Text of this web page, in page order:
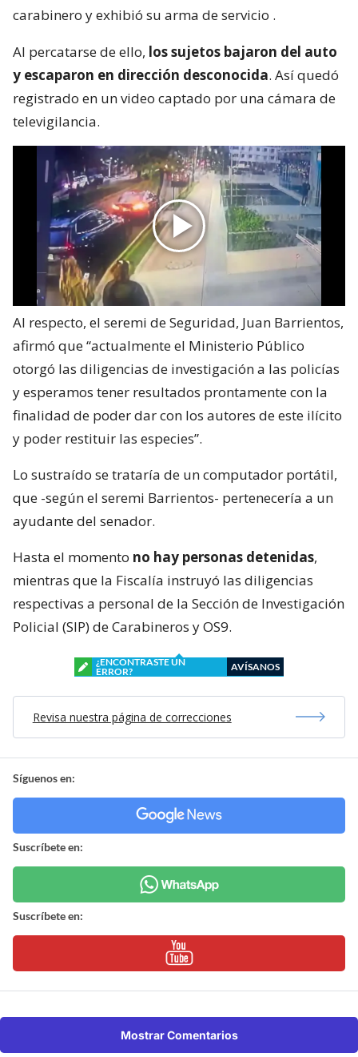
carabinero y exhibió su arma de servicio .
Al percatarse de ello, los sujetos bajaron del auto
y escaparon en dirección desconocida. Así quedó
registrado en un video captado por una cámara de
televigilancia.
Al respecto, el seremi de Seguridad, Juan Barrientos,
afirmó que “actualmente el Ministerio Público
otorgó las diligencias de investigación a las policías
y esperamos tener resultados prontamente con la
finalidad de poder dar con los autores de este ilícito
y poder restituir las especies”.
Lo sustraído se trataría de un computador portátil,
que -según el seremi Barrientos- pertenecería a un
ayudante del senador.
Hasta el momento no hay personas detenidas,
mientras que la Fiscalía instruyó las diligencias
respectivas a personal de la Sección de Investigación
Policial (SIP) de Carabineros y OS9.
¿ENCONTRASTE UN
ERROR?
AVÍSANOS
Revisa nuestra página de correcciones
Síguenos en:
Suscríbete en:
Suscríbete en:
Mostrar Comentarios